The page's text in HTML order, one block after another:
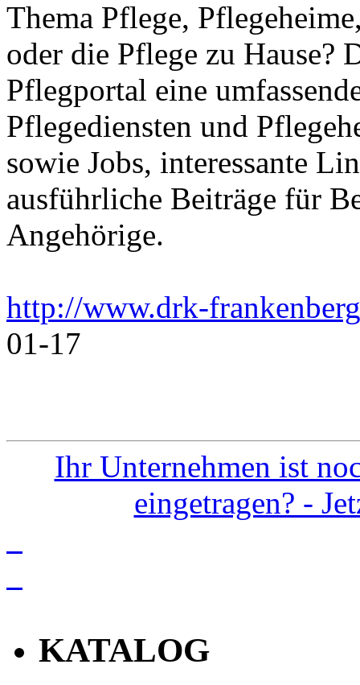
Thema Pflege,
oder die Pflege zu Hause?
Pflegportal eine
Pflegediensten und
sowie Jobs, interessante
ausführliche Beiträge für
Angehörige.
http://www.drk-
01-17
Ihr Unternehmen ist
eingetragen? -
KATALOG